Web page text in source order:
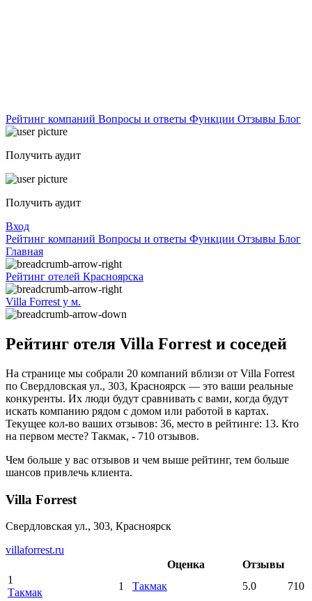
Рейтинг компаний Вопросы и ответы Функции Отзывы Блог
Получить аудит
Получить аудит
Вход
Рейтинг компаний Вопросы и ответы Функции Отзывы Блог
Главная
Рейтинг отелей Красноярска
Villa Forrest у м.
Рейтинг отеля Villa Forrest и соседей
На странице мы собрали 20 компаний вблизи от Villa Forrest
по Свердловская ул., 303, Красноярск — это ваши реальные
конкуренты. Их люди будут сравнивать с вами, когда будут
искать компанию рядом с домом или работой в картах.
Текущее кол-во ваших отзывов: 36, место в рейтинге: 13. Кто
на первом месте? Такмак, - 710 отзывов.
Чем больше у вас отзывов и чем выше рейтинг, тем больше
шансов привлечь клиента.
Villa Forrest
Свердловская ул., 303, Красноярск
villaforrest.ru
Оценка
Отзывы
1
Такмак
1 Такмак 5.0
710